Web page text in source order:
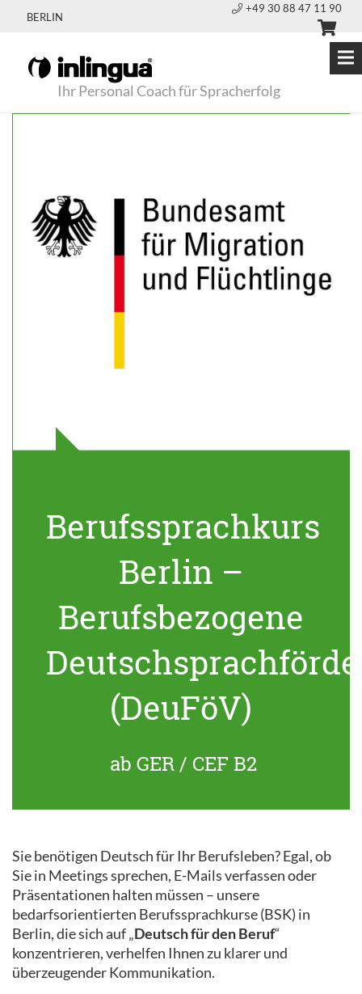
BERLIN
+49 30 88 47 11 90
Ihr Personal Coach für Spracherfolg
Berufssprachkurs
Berlin –
Berufsbezogene
(DeuFöV)
ab GER / CEF B2
Sie benötigen Deutsch für Ihr Berufsleben? Egal, ob
Sie in Meetings sprechen, E-Mails verfassen oder
Präsentationen halten müssen – unsere
bedarfsorientierten Berufssprachkurse (BSK) in
Berlin, die sich auf „Deutsch für den Beruf“
konzentrieren, verhelfen Ihnen zu klarer und
überzeugender Kommunikation.